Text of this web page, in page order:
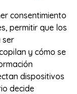
consentimiento
permitir que los
ser
y cómo se
dispositivos
decide